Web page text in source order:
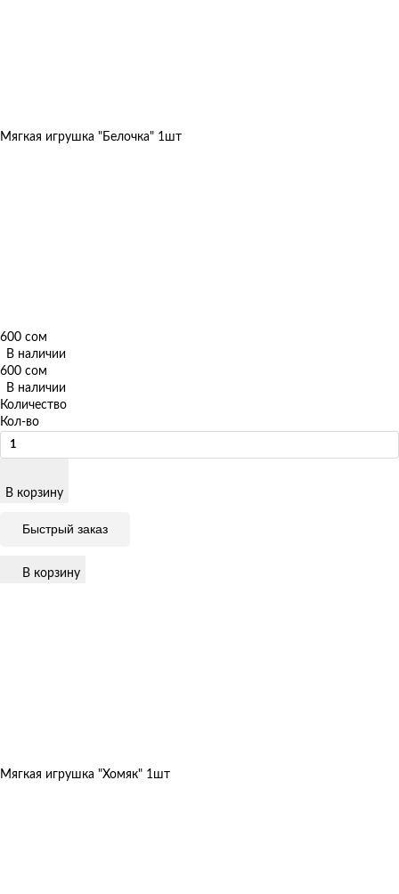
Мягкая игрушка "Белочка" 1шт
600 сом
В наличии
600 сом
В наличии
Количество
Кол-во
В корзину
Быстрый заказ
В корзину
Мягкая игрушка "Хомяк" 1шт